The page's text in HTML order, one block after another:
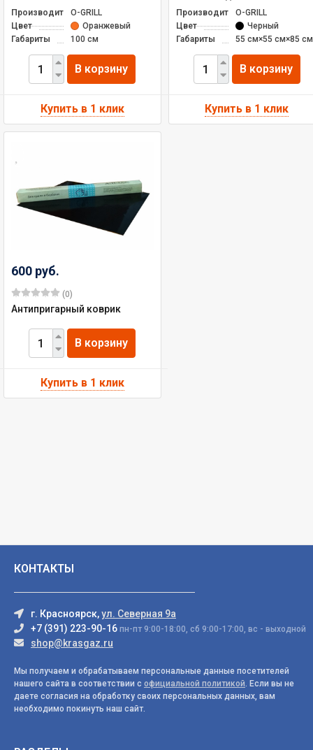
ПроизводительO-GRILL
Цвет
Оранжевый
Габариты
100 см
В корзину
ПроизводительO-GRILL
Цвет
Черный
Габариты
55 см×55 см×85 см
В корзину
600 руб.
(0)
Антипригарный коврик
В корзину
КОНТАКТЫ
г. Красноярск,ул. Северная 9а
+7 (391) 223-90-16 пн-пт 9:00-18:00, сб 9:00-17:00, вс - выходной
shop@krasgaz.ru
Мы получаем и обрабатываем персональные данные посетителей
нашего сайта в соответствии с официальной политикой. Если вы не
даете согласия на обработку своих персональных данных, вам
необходимо покинуть наш сайт.